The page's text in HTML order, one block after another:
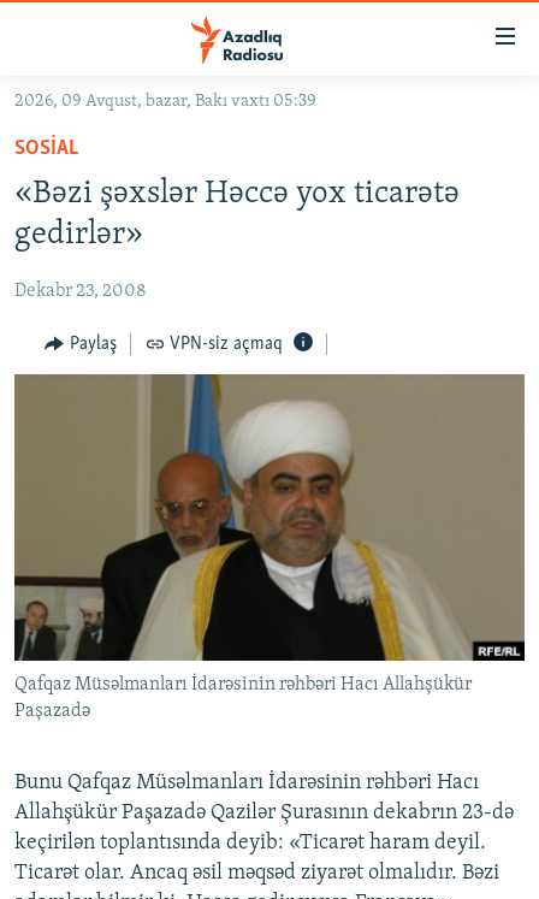
Əsas
qayıt
Əsas
naviqasiyaya
qayıt
Axtarışa
GÜNDƏM
KORRUPSIOMETR
#ƏSLINDƏ
FƏRQƏ BAX
QANUNI DOĞRU
İNFOQRAFIKA
KARIKATURA
AZƏRBAYCAN ƏDƏBIYYATI KITABXANASI
İSLAM VƏ DEMOKRATIYA
İZ - MƏDƏNIYYƏT PROQRAMI
MISSIYAMIZ
PEŞƏ ETIKASI VƏ JURNALISTIKA STANDARTLARIMIZ
MATERIALLARIMIZDAN ISTIFADƏ
AZADLIQRADIOSU MOBIL TELEFONUNUZDA
XƏBƏR BÜLLETENLƏRIMIZ
BIZI IZLƏ
RFE/RL-in bütün saytları
2026, 09 Avqust, bazar, Bakı vaxtı 05:39
SOSIAL
«Bəzi şəxslər Həccə yox ticarətə
gedirlər»
Dekabr 23, 2008
Paylaş VPN-siz açmaq
Qafqaz Müsəlmanları İdarəsinin rəhbəri Hacı Allahşükür
Paşazadə
Bunu Qafqaz Müsəlmanları İdarəsinin rəhbəri Hacı
Allahşükür Paşazadə Qazilər Şurasının dekabrın 23-də
keçirilən toplantısında deyib: «Ticarət haram deyil.
Ticarət olar. Ancaq əsil məqsəd ziyarət olmalıdır. Bəzi